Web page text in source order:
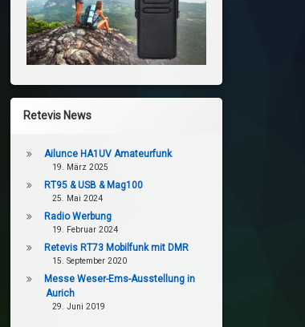
Retevis News
Ailunce HA1UV Amateurfunk
19. März 2025
RT95 & USB & Mag100
25. Mai 2024
Radio Werbung
19. Februar 2024
Retevis RT73 Mobilfunk mit DMR
15. September 2020
Messe Weser-Ems-Ausstellung in
Aurich
29. Juni 2019